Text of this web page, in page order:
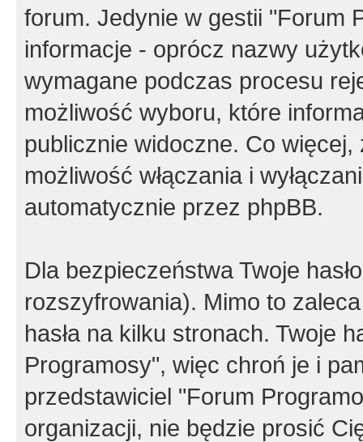
forum. Jedynie w gestii "Forum
informacje - oprócz nazwy
wymagane podczas procesu
możliwość wyboru, które
publicznie widoczne. Co
możliwość włączania i
automatycznie przez phpBB.
Dla bezpieczeństwa Twoje
rozszyfrowania). Mimo to
hasła na kilku stronach. Twoje
Programosy", więc chroń je i
przedstawiciel "Forum
organizacji, nie będzie prosić